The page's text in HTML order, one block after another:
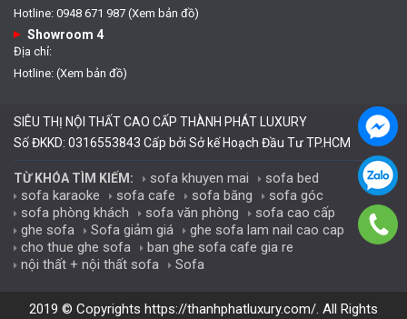
Hotline: 0948 671 987 (Xem bản đồ)
Showroom 4
Địa chỉ:
Hotline: (Xem bản đồ)
SIÊU THỊ NỘI THẤT CAO CẤP THÀNH PHÁT LUXURY
Số ĐKKD: 0316553843 Cấp bởi Sở kế Hoạch Đầu Tư TP.HCM
TỪ KHÓA TÌM KIẾM: sofa khuyen mai
sofa bed
sofa karaoke
sofa cafe sofa băng
sofa góc
sofa phòng khách
sofa văn phòng
sofa cao cấp
ghe sofa
Sofa giảm giá
ghe sofa lam nail cao cap
cho thue ghe sofa
ban ghe sofa cafe gia re
nội thất + nội thất sofa
Sofa
2019 © Copyrights https://thanhphatluxury.com/. All Rights